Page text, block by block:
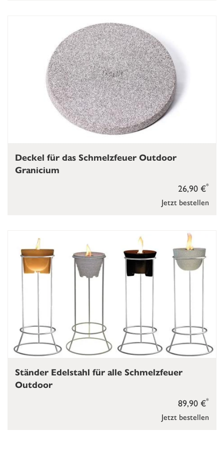
Jetzt bestellen
26,90 €*
Deckel für das Schmelzfeuer Outdoor
Granicium
Jetzt bestellen
89,90 €*
Ständer Edelstahl für alle Schmelzfeuer
Outdoor